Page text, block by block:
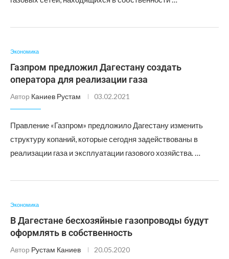
Экономика
Газпром предложил Дагестану создать
оператора для реализации газа
Автор Каниев Рустам 03.02.2021
Правление «Газпром» предложило Дагестану изменить
структуру копаний, которые сегодня задействованы в
реализации газа и эксплуатации газового хозяйства. …
Экономика
В Дагестане бесхозяйные газопроводы будут
оформлять в собственность
Автор Рустам Каниев 20.05.2020